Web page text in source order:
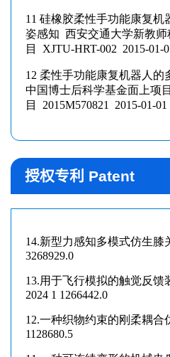
授权专利 Patent